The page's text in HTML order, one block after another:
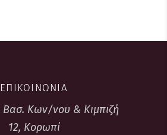
ΕΠΙΚΟΙΝΩΝΙΑ
Βασ. Κων/νου & Κιμπιζή
12, Κορωπί